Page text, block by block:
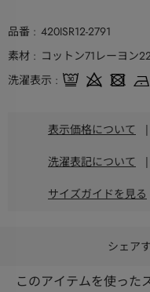
品番
420ISR12-2791
素材
コットン71レーヨン
洗濯表示
表示価格について |
洗濯表記について |
サイズガイドを見る
シェア
このアイテムを使った